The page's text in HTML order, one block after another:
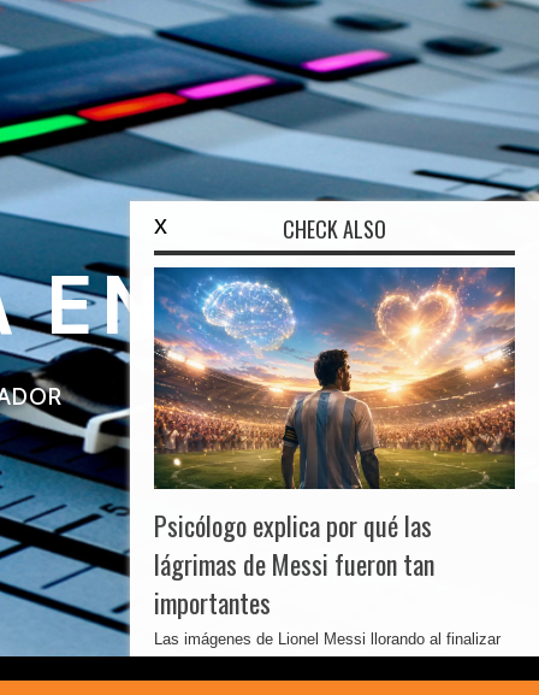
x CHECK ALSO
Psicólogo explica por qué las
lágrimas de Messi fueron tan
importantes
Las imágenes de Lionel Messi llorando al finalizar